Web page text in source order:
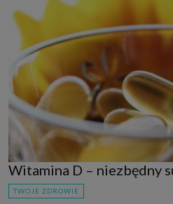
Witamina D – niezbędny
TWOJE ZDROWIE